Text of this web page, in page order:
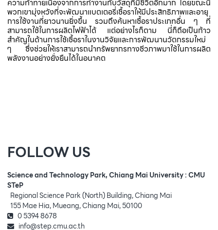
ความท้าทายเนื่องจากการทำงานกับวัสดุที่มีชีวิตอีกมาก โดยขณะนี้
พวกเขามุ่งหวังที่จะพัฒนาแบตเตอรี่เชื้อราให้มีประสิทธิภาพและอายุ
การใช้งานที่ยาวนานยิ่งขึ้น รวมถึงค้นหาเชื้อราประเภทอื่น ๆ ที่
สามารถใช้ในการผลิตไฟฟ้าได้ แต่อย่างไรก็ตาม นี่ก็ถือเป็นก้าว
สำคัญในด้านการใช้เชื้อราในงานวิจัยและการพัฒนานวัตกรรมใหม่
ๆ ซึ่งช่วยให้เราสามารถนำทรัพยากรทางชีวภาพมาใช้ในการผลิต
พลังงานอย่างยั่งยืนได้ในอนาคต
FOLLOW US
Science and Technology Park, Chiang Mai University : CMU
STeP
Regional Science Park (North) Building, Chiang Mai
155 Mae Hia, Mueang, Chiang Mai, 50100
0 5394 8678
info@step.cmu.ac.th